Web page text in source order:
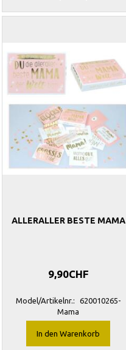
ALLERALLER BESTE MAMA
9,90CHF
Model/Artikelnr.:
620010265-
Mama
In den Warenkorb